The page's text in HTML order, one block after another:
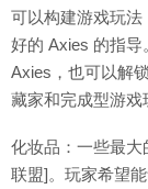
可以构建游戏玩
好的 Axies 的指
Axies，也可以解
藏家和完成型游戏
化妆品：一些最大
联盟]。玩家希望